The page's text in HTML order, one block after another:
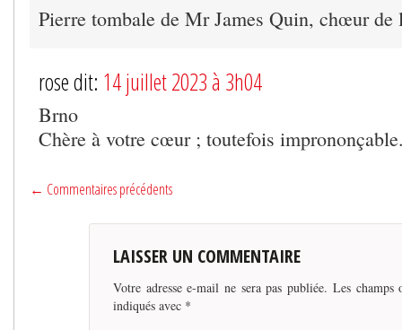
Pierre tombale de Mr James Quin, chœur de
rose dit: 14 juillet 2023 à 3h04
Brno
Chère à votre cœur ; toutefois
← Commentaires précédents
LAISSER UN COMMENTAIRE
Votre adresse e-mail ne sera pas publiée. Les champs
indiqués avec *